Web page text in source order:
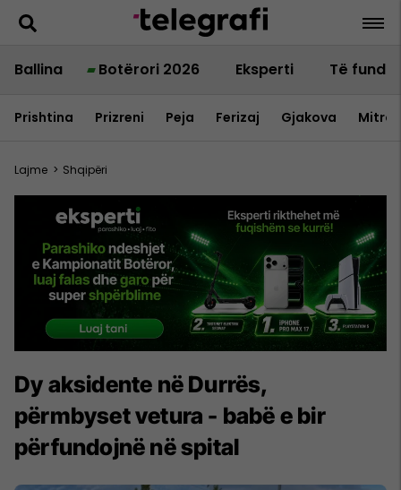
Ballina Botërori 2026 Eksperti Të fundit
Prishtina Prizreni Peja Ferizaj Gjakova
Lajme > Shqipëri
Dy aksidente në Durrës,
përmbyset vetura - babë e bir
përfundojnë në spital